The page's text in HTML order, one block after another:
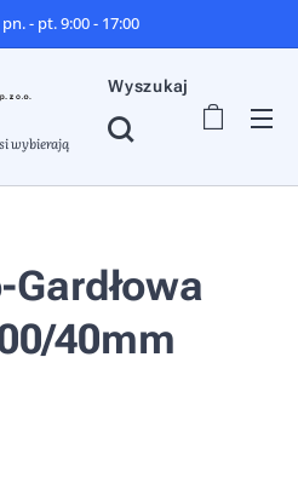
- pt. 9:00 - 17:00
wybierają
Wyszukaj
40mm